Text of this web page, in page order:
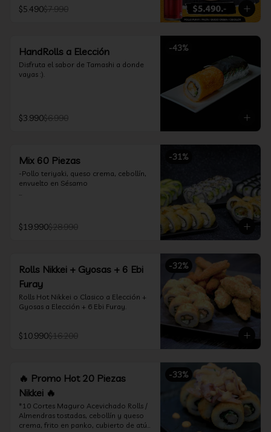
$5.490$7.990
-43%
HandRolls a Elección
Disfruta el sabor de Tamashi a donde
vayas :).
$3.990$6.990
-31%
Mix 60 Piezas
-Pollo teriyaki, queso crema, cebollín,
envuelto en Sésamo
-Camarón furay, queso crema,
frito en tempura.
-Kanikama, queso crema, envuelto en
nori (hosomaki)
$19.990$28.990
-32%
Rolls Nikkei + Gyosas + 6 Ebi
Furay
Rolls Hot Nikkei o Clasico a Elección +
Gyosas a Elección + 6 Ebi Furay.
$10.990$16.200
-33%
🔥 Promo Hot 20 Piezas
Nikkei 🔥
*10 Cortes Maguro Acevichado Rolls /
Almendras tostadas, cebollín y queso
crema, frito en panko, cubierto de atún